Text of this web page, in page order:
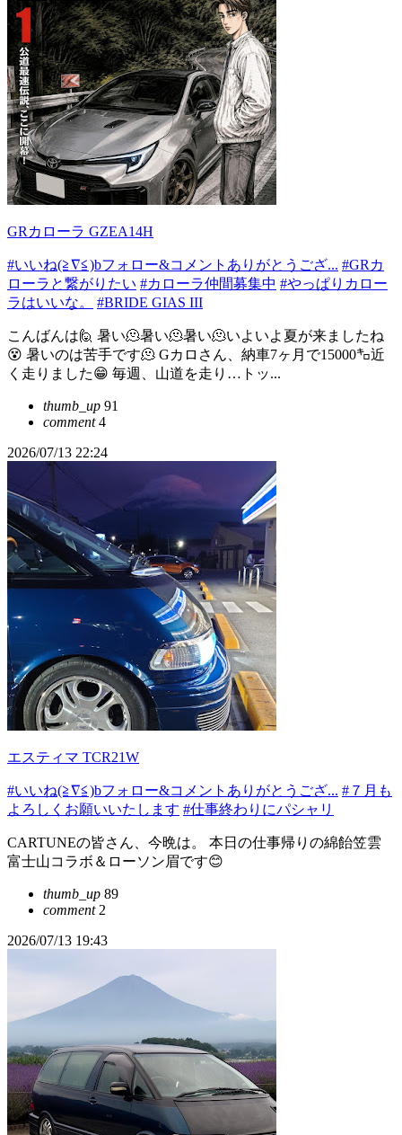
GRカローラ GZEA14H
#いいね(≧∇≦)bフォロー&コメントありがとうござ... #GRカ
ローラと繋がりたい #カローラ仲間募集中 #やっぱりカロー
ラはいいな。
#BRIDE GIAS III
こんばんは🙋 暑い🫠暑い🫠暑い🫠いよいよ夏が来ましたね
😵 暑いのは苦手です🫠 Gカロさん、納車7ヶ月で15000㌔近
く走りました😁 毎週、山道を走り…トッ...
thumb_up 91
comment4
2026/07/13 22:24
エスティマ TCR21W
#いいね(≧∇≦)bフォロー&コメントありがとうござ... #７月も
よろしくお願いいたします #仕事終わりにパシャリ
CARTUNEの皆さん、今晩は。 本日の仕事帰りの綿飴笠雲
富士山コラボ＆ローソン眉です😊
thumb_up 89
comment2
2026/07/13 19:43